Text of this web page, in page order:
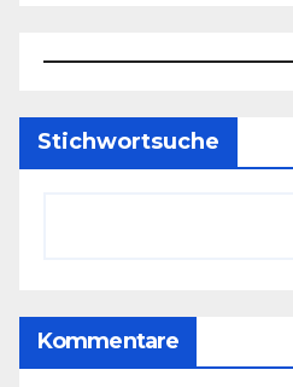
Stichwortsuche
Kommentare